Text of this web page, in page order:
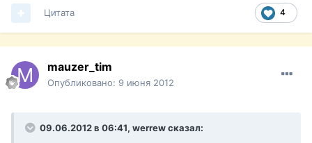
4
Цитата
mauzer_tim
Опубликовано: 9 июня 2012
09.06.2012 в 06:41, werrew сказал: